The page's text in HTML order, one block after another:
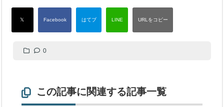
0
この記事に関連する記事一覧